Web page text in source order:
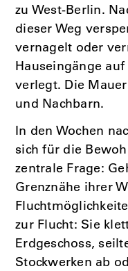
zu West-Berlin.
dieser Weg
vernagelt oder
Hauseingänge
verlegt. Die
und Nachbarn.
In den Wochen
sich für die
zentrale Frage:
Grenznähe ihrer
zur Flucht: Sie
Erdgeschoss,
Stockwerken ab